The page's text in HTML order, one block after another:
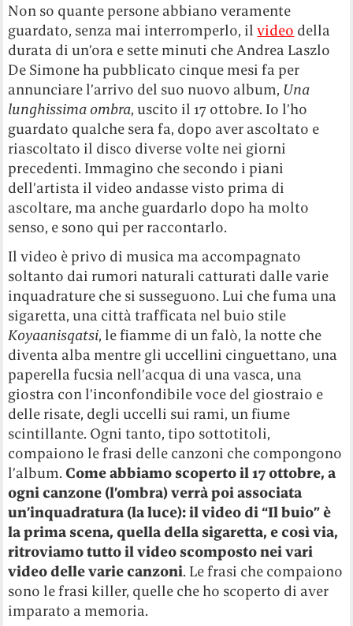
Non so quante persone abbiano veramente
guardato, senza mai interromperlo, ilvideo della
durata di un’ora e sette minuti che Andrea Laszlo
De Simone ha pubblicato cinque mesi fa per
annunciare l’arrivo del suo nuovo album, Una
lunghissima ombra, uscito il 17 ottobre. Io l’ho
guardato qualche sera fa, dopo aver ascoltato e
riascoltato il disco diverse volte nei giorni
precedenti. Immagino che secondo i piani
dell’artista il video andasse visto prima di
ascoltare, ma anche guardarlo dopo ha molto
senso, e sono qui per raccontarlo.
Il video è privo di musica ma accompagnato
soltanto dai rumori naturali catturati dalle varie
inquadrature che si susseguono. Lui che fuma una
sigaretta, una città trafficata nel buio stile
Koyaanisqatsi, le fiamme di un falò, la notte che
diventa alba mentre gli uccellini cinguettano, una
paperella fucsia nell’acqua di una vasca, una
giostra con l’inconfondibile voce del giostraio e
delle risate, degli uccelli sui rami, un fiume
scintillante. Ogni tanto, tipo sottotitoli,
compaiono le frasi delle canzoni che compongono
l’album.Come abbiamo scoperto il 17 ottobre, a
ogni canzone (l’ombra) verrà poi associata
un’inquadratura (la luce): il video di “Il buio” è
la prima scena, quella della sigaretta, e così via,
ritroviamo tutto il video scomposto nei vari
video delle varie canzoni. Le frasi che compaiono
sono le frasi killer, quelle che ho scoperto di aver
imparato a memoria.